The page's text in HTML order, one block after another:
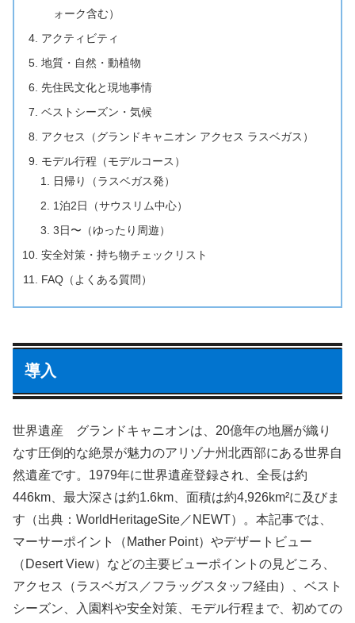
ォーク含む）
アクティビティ
地質・自然・動植物
先住民文化と現地事情
ベストシーズン・気候
アクセス（グランドキャニオン アクセス ラスベガス）
モデル行程（モデルコース）
日帰り（ラスベガス発）
1泊2日（サウスリム中心）
3日〜（ゆったり周遊）
安全対策・持ち物チェックリスト
FAQ（よくある質問）
導入
世界遺産 グランドキャニオンは、20億年の地層が織り
なす圧倒的な絶景が魅力のアリゾナ州北西部にある世界自
然遺産です。1979年に世界遺産登録され、全長は約
446km、最大深さは約1.6km、面積は約4,926km²に及びま
す（出典：WorldHeritageSite／NEWT）。本記事では、
マーサーポイント（Mather Point）やデザートビュー
（Desert View）などの主要ビューポイントの見どころ、
アクセス（ラスベガス／フラッグスタッフ経由）、ベスト
シーズン、入園料や安全対策、モデル行程まで、初めての